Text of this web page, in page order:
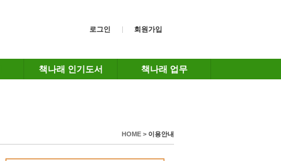
로그인 회원가입
책나래 인기도서 책나래 업무
HOME > 이용안내